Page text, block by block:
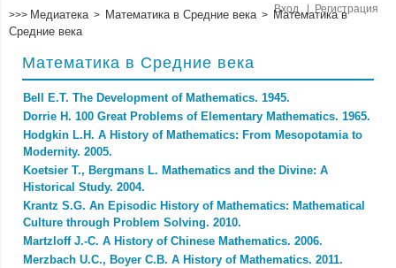
Вход Регистрация
>>> Медиатека> Математика в Средние века> Математика в
Средние века
Математика в Средние века
Bell E.T. The Development of Mathematics. 1945.
Dorrie H. 100 Great Problems of Elementary Mathematics. 1965.
Hodgkin L.H. A History of Mathematics: From Mesopotamia to
Modernity. 2005.
Koetsier T., Bergmans L. Mathematics and the Divine: A
Historical Study. 2004.
Krantz S.G. An Episodic History of Mathematics: Mathematical
Culture through Problem Solving. 2010.
Martzloff J.-C. A History of Chinese Mathematics. 2006.
Merzbach U.C., Boyer C.B. A History of Mathematics. 2011.